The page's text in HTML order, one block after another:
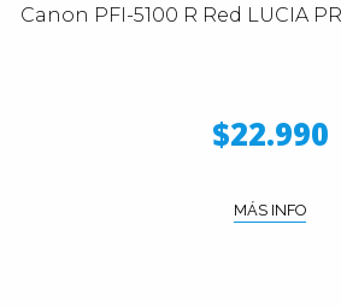
Canon PFI-5100 R Red LUCIA
$22.990
MÁS INFO